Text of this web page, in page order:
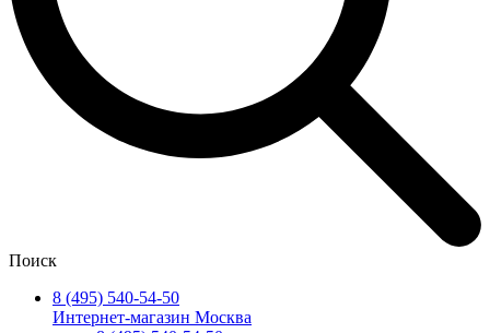
Поиск
8 (495) 540-54-50
Интернет-магазин Москва